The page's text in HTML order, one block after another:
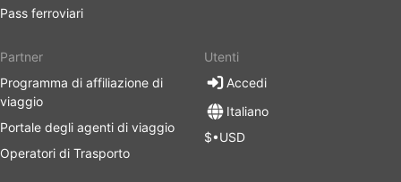
Pass ferroviari
Partner
Programma di affiliazione di
viaggio
Portale degli agenti di viaggio
Operatori di Trasporto
Utenti
Accedi
Italiano
$•USD